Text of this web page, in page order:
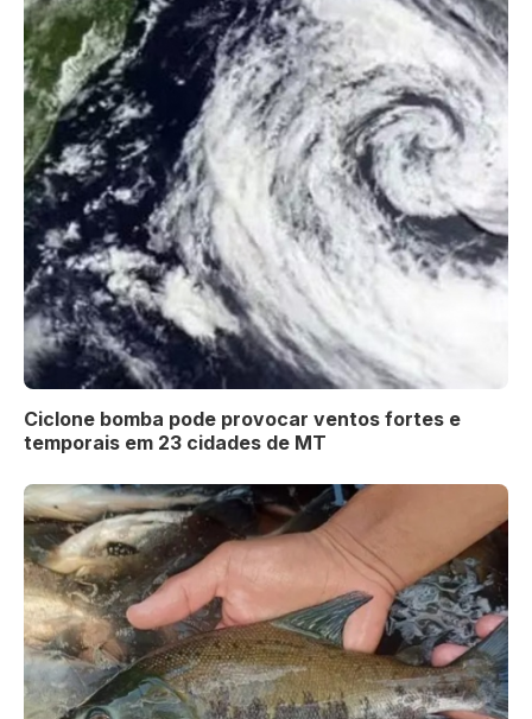
Ciclone bomba pode provocar ventos fortes e
temporais em 23 cidades de MT